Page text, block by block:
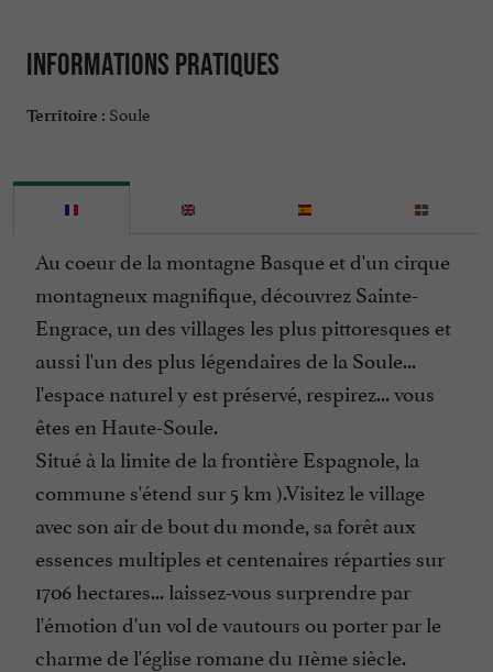
Informations pratiques
Territoire : Soule
Au coeur de la montagne Basque et d'un cirque
montagneux magnifique, découvrez Sainte-
Engrace, un des villages les plus pittoresques et
aussi l'un des plus légendaires de la Soule...
l'espace naturel y est préservé, respirez... vous
êtes en Haute-Soule.
Situé à la limite de la frontière Espagnole, la
commune s'étend sur 5 km ).Visitez le village
avec son air de bout du monde, sa forêt aux
essences multiples et centenaires réparties sur
1706 hectares... laissez-vous surprendre par
l'émotion d'un vol de vautours ou porter par le
charme de l'église romane du 11ème siècle.